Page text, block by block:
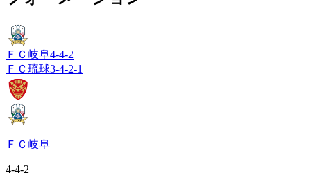
ＦＣ岐阜4-4-2
ＦＣ琉球3-4-2-1
ＦＣ岐阜
4-4-2